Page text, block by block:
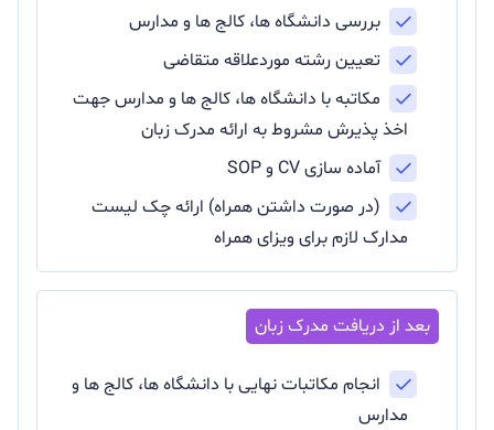
بررسی دانشگاه ها، کالج ها و مدارس
تعیین رشته موردعلاقه متقاضی
مکاتبه با دانشگاه ها، کالج ها و مدارس جهت
اخذ پذیرش مشروط به ارائه مدرک زبان
آماده سازی CV و SOP
(در صورت داشتن همراه) ارائه چک لیست
مدارک لازم برای ویزای همراه
انجام مکاتبات نهایی با دانشگاه ها، کالج ها و
مدارس